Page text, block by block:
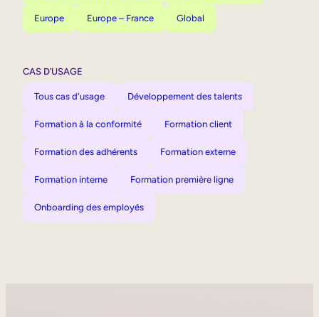
Europe Europe – France Global
CAS D’USAGE
Tous cas d'usage Développement des talents
Formation à la conformité Formation client
Formation des adhérents Formation externe
Formation interne Formation première ligne
Onboarding des employés